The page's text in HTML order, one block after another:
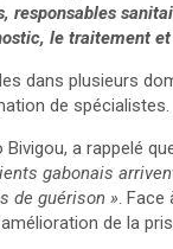
le traitement
dans plusieurs
de spécialistes.
a rappelé
gabonais
de guérison ». Face
de la